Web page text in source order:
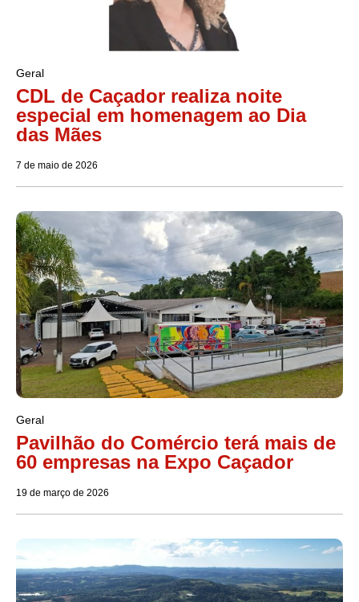
Geral
CDL de Caçador realiza noite
especial em homenagem ao Dia
das Mães
7 de maio de 2026
Geral
Pavilhão do Comércio terá mais de
60 empresas na Expo Caçador
19 de março de 2026